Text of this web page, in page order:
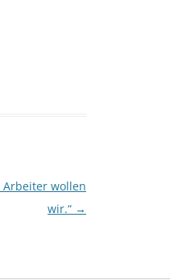
Arbeiter wollen
wir.“ →